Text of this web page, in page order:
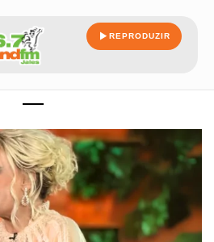
REPRODUZIR